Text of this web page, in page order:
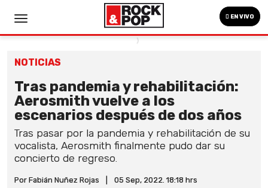
EN VIVO
NOTICIAS
Tras pandemia y rehabilitación:
Aerosmith vuelve a los
escenarios después de dos años
Tras pasar por la pandemia y rehabilitación de su
vocalista, Aerosmith finalmente pudo dar su
concierto de regreso.
Por Fabián Nuñez Rojas 05 Sep, 2022. 18:18 hrs